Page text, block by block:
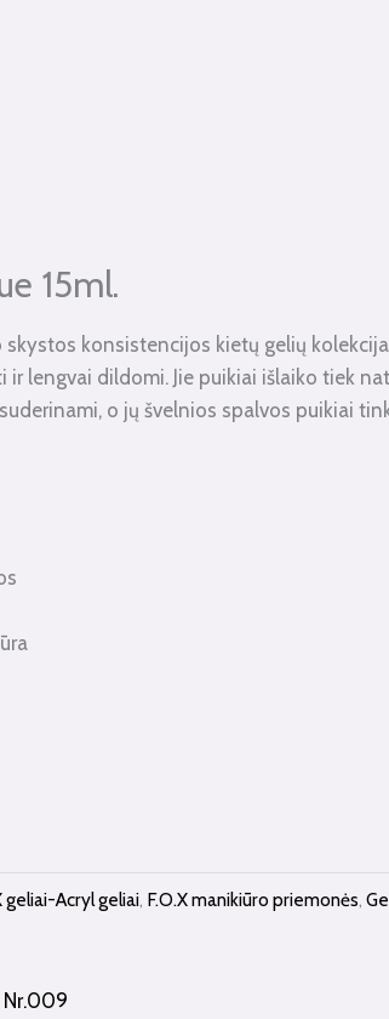
15ml.
skystos konsistencijos kietų gelių
ir lengvai dildomi. Jie puikiai išlaiko tiek
o jų švelnios spalvos puikiai
geliai-Acryl geliai, F.O.X manikiūro priemonės,